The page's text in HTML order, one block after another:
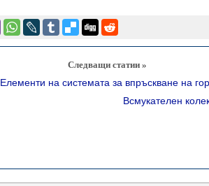
Следващи статии »
Елементи на системата за впръскване на
Всмукателен